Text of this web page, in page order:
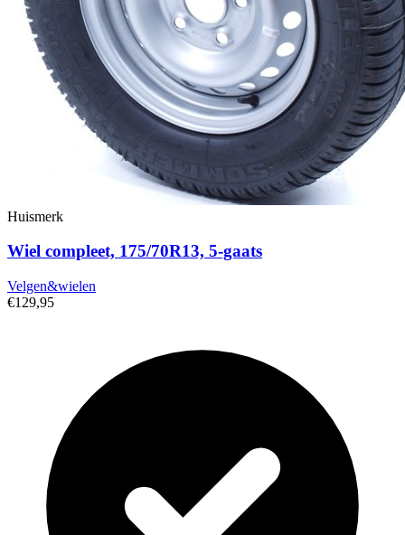
Huismerk
Wiel compleet, 175/70R13, 5-gaats
Velgen&wielen
€129,95